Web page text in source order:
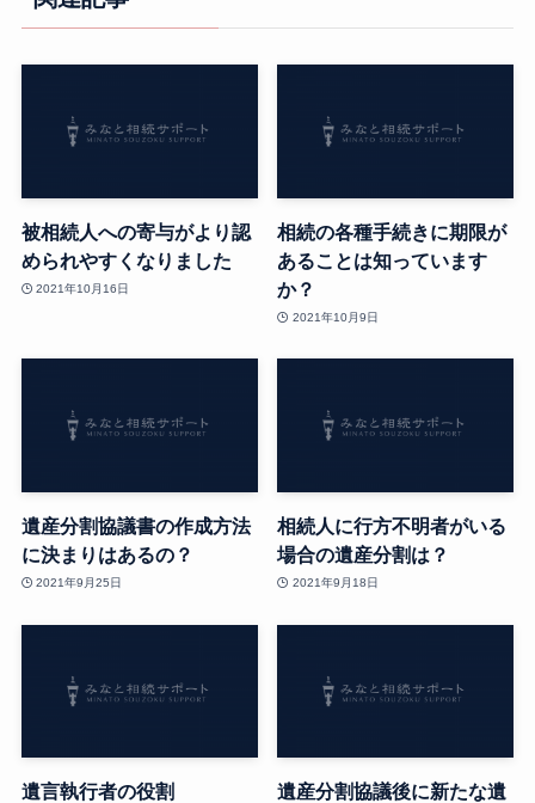
被相続人への寄与がより認
められやすくなりました
2021年10月16日
相続の各種手続きに期限が
あることは知っています
か？
2021年10月9日
遺産分割協議書の作成方法
に決まりはあるの？
2021年9月25日
相続人に行方不明者がいる
場合の遺産分割は？
2021年9月18日
遺言執行者の役割 遺産分割協議後に新たな遺